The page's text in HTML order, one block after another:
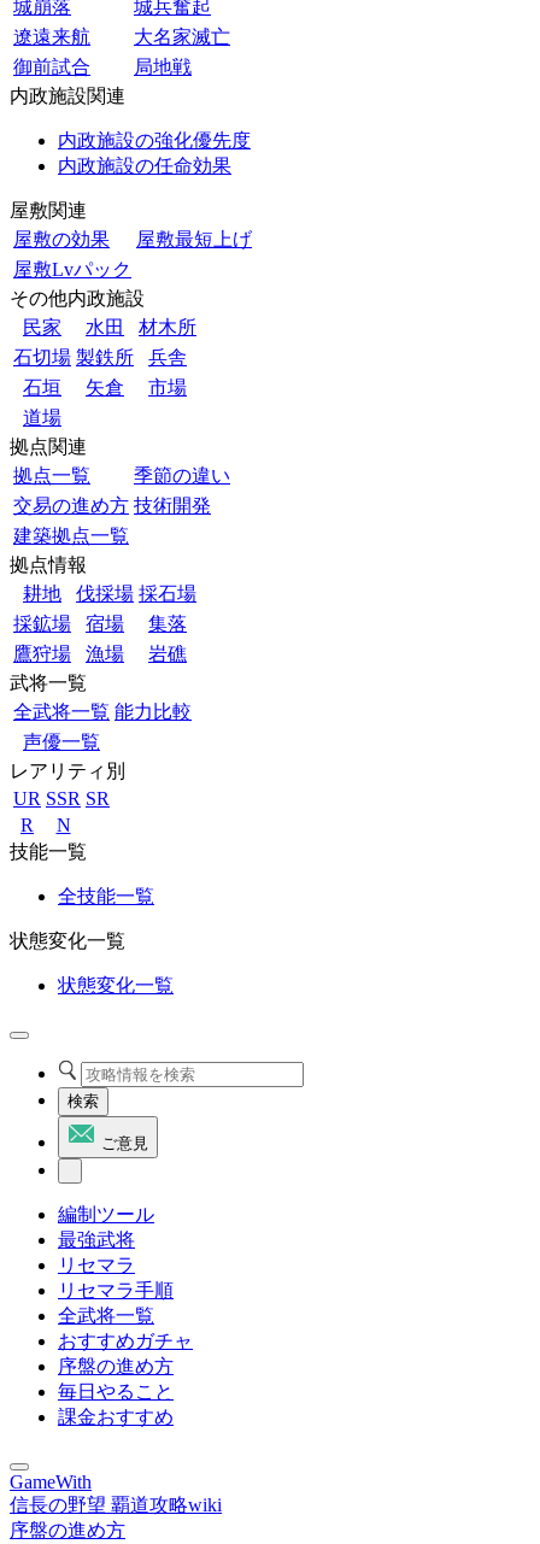
城崩落
城兵奮起
遼遠来航
大名家滅亡
御前試合
局地戦
内政施設関連
内政施設の強化優先度
内政施設の任命効果
屋敷関連
屋敷の効果
屋敷最短上げ
屋敷Lvパック
その他内政施設
民家
水田
材木所
石切場 製鉄所
兵舎
石垣
矢倉
市場
道場
拠点関連
拠点一覧
季節の違い
交易の進め方 技術開発
建築拠点一覧
拠点情報
耕地
伐採場 採石場
採鉱場
宿場
集落
鷹狩場
漁場
岩礁
武将一覧
全武将一覧 能力比較
声優一覧
レアリティ別
UR SSR SR
R
N
技能一覧
全技能一覧
状態変化一覧
状態変化一覧
検索
ご意見
編制ツール
最強武将
リセマラ
リセマラ手順
全武将一覧
おすすめガチャ
序盤の進め方
毎日やること
課金おすすめ
GameWith
信長の野望 覇道攻略wiki
序盤の進め方